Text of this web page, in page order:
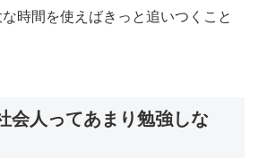
な時間を使えばきっと追いつくこと
会人ってあまり勉強しな